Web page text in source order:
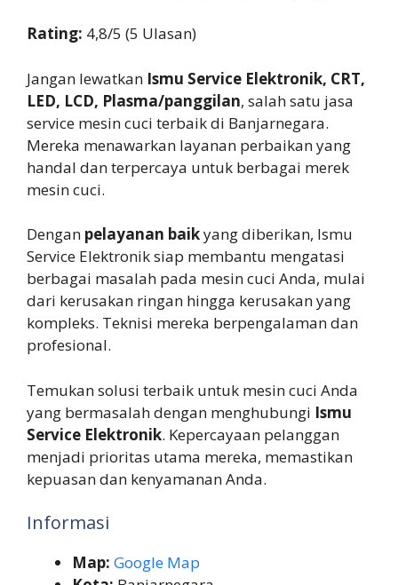
Rating: 4,8/5 (5 Ulasan)
Jangan lewatkan Ismu Service Elektronik, CRT,
LED, LCD, Plasma/panggilan, salah satu jasa
service mesin cuci terbaik di Banjarnegara.
Mereka menawarkan layanan perbaikan yang
handal dan terpercaya untuk berbagai merek
mesin cuci.
Dengan pelayanan baikyang diberikan, Ismu
Service Elektronik siap membantu mengatasi
berbagai masalah pada mesin cuci Anda, mulai
dari kerusakan ringan hingga kerusakan yang
kompleks. Teknisi mereka berpengalaman dan
profesional.
Temukan solusi terbaik untuk mesin cuci Anda
yang bermasalah dengan menghubungi Ismu
Service Elektronik. Kepercayaan pelanggan
menjadi prioritas utama mereka, memastikan
kepuasan dan kenyamanan Anda.
Informasi
Map: Google Map